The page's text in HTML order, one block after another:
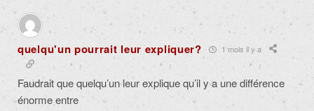
quelqu'un pourrait leur expliquer? 1 mois il y a
Faudrait que quelqu’un leur explique qu’il y a une différence
énorme entre